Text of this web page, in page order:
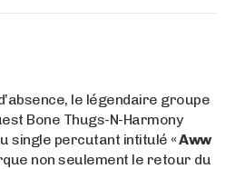
le légendaire groupe
Bone Thugs-N-Harmony
single percutant intitulé « Aww
non seulement le retour du